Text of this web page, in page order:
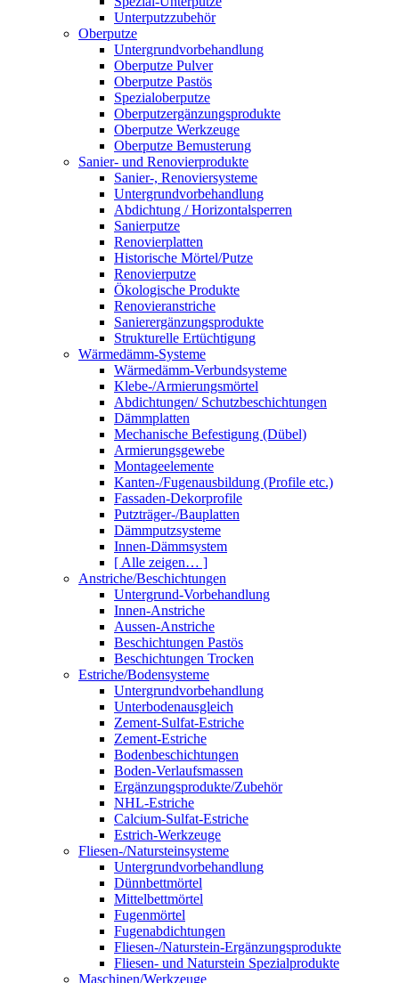
Unterputzzubehör
Oberputze
Untergrundvorbehandlung
Oberputze Pulver
Oberputze Pastös
Spezialoberputze
Oberputzergänzungsprodukte
Oberputze Werkzeuge
Oberputze Bemusterung
Sanier- und Renovierprodukte
Sanier-, Renoviersysteme
Untergrundvorbehandlung
Abdichtung / Horizontalsperren
Sanierputze
Renovierplatten
Historische Mörtel/Putze
Renovierputze
Ökologische Produkte
Renovieranstriche
Sanierergänzungsprodukte
Strukturelle Ertüchtigung
Wärmedämm-Systeme
Wärmedämm-Verbundsysteme
Klebe-/Armierungsmörtel
Abdichtungen/ Schutzbeschichtungen
Dämmplatten
Mechanische Befestigung (Dübel)
Armierungsgewebe
Montageelemente
Kanten-/Fugenausbildung (Profile etc.)
Fassaden-Dekorprofile
Putzträger-/Bauplatten
Dämmputzsysteme
Innen-Dämmsystem
[ Alle zeigen… ]
Anstriche/Beschichtungen
Untergrund-Vorbehandlung
Innen-Anstriche
Aussen-Anstriche
Beschichtungen Pastös
Beschichtungen Trocken
Estriche/Bodensysteme
Untergrundvorbehandlung
Unterbodenausgleich
Zement-Sulfat-Estriche
Zement-Estriche
Bodenbeschichtungen
Boden-Verlaufsmassen
Ergänzungsprodukte/Zubehör
NHL-Estriche
Calcium-Sulfat-Estriche
Estrich-Werkzeuge
Fliesen-/Natursteinsysteme
Untergrundvorbehandlung
Dünnbettmörtel
Mittelbettmörtel
Fugenmörtel
Fugenabdichtungen
Fliesen-/Naturstein-Ergänzungsprodukte
Fliesen- und Naturstein Spezialprodukte
Maschinen/Werkzeuge